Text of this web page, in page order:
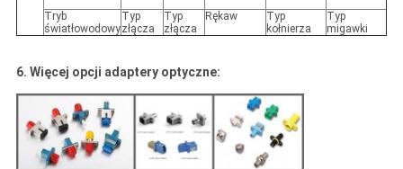
Tryb
światłowodowy
Typ
złącza
Typ
złącza
Rękaw
Typ
kołnierza
Typ
migawki
6. Więcej opcji adaptery optyczne: